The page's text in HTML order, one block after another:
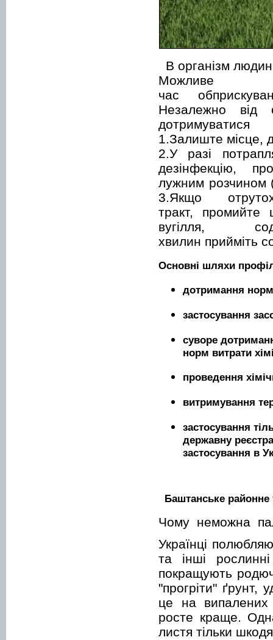
В організм
час
Незалежно від
1.Залиште місце,
2.У разі
дезінфекцію,
лужним розчином
3.Якщо
тракт, промийте
вугілля,
хвилин прийміть
Основні шляхи
дотримання
застосування
суворе
норм витрати
проведення
витримування
застосування
державну
застосування в
Баштанське
Чому неможна
Українці
та інші
покращують
"прогріти" ґрунт,
це на випалених
росте краще.
листя тільки